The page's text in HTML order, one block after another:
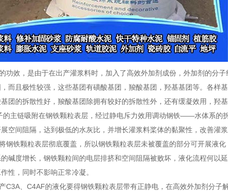
效，是由于在出产灌浆料时，加入了高效外加剂成份，外加剂的分子
而且极性较强，这些基团有磺酸基团，羧酸基团，羟基基团等。各样
团的拆散性好，羧酸基团除拥有较好的拆散性外，还有缓凝效用，羟
的主链吸附在钢铁颗粒表层，经过静电斥力效用调动钢铁——水体系的
间阻隔，达到极低的水灰比，并增长灌浆料桨体的黏聚性，改善灌浆
铁颗粒表层彻底覆盖，所以钢铁颗粒表层未被覆盖的部分可开展液化
碱度增长，钢铁颗粒间的电层排挤和空间阻隔被败坏，液化流程何以
性，同时不影响正常冷凝。
、C4AF的液化要得钢铁颗粒表层带有正静电，在高效外加剂分子